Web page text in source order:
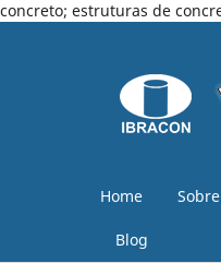
concreto; estruturas de
Home Sobre
Blog